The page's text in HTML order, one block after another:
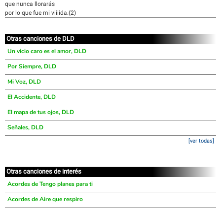
que nunca llorarás
por lo que fue mi viiiida.(2)
Otras canciones de DLD
Un vicio caro es el amor, DLD
Por Siempre, DLD
Mi Voz, DLD
El Accidente, DLD
El mapa de tus ojos, DLD
Señales, DLD
[ver todas]
Otras canciones de interés
Acordes de Tengo planes para ti
Acordes de Aire que respiro